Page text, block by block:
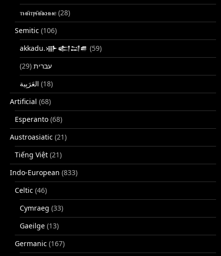
ⲧⲙⲛ̄ⲧⲣⲙ̄ⲛ̄ⲕⲏⲙⲉ (28)
Semitic (106)
akkadu.𒀝𒅗𒁺𒌑 (59)
עברית (29)
(18)
Artificial (68)
Esperanto (68)
Austroasiatic (21)
Tiếng Việt (21)
Indo-European (833)
Celtic (46)
Cymraeg (33)
Gaeilge (13)
Germanic (167)